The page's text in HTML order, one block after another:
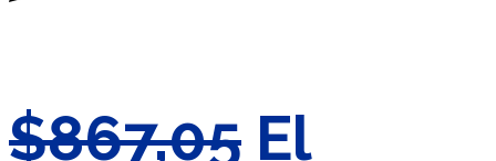
$867,05 El